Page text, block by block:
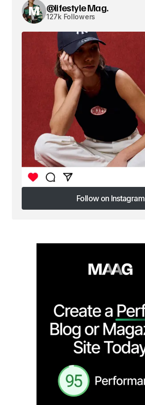
@lifestyle Mag.
127k Followers
Follow on Instagram
Follow on Instagram